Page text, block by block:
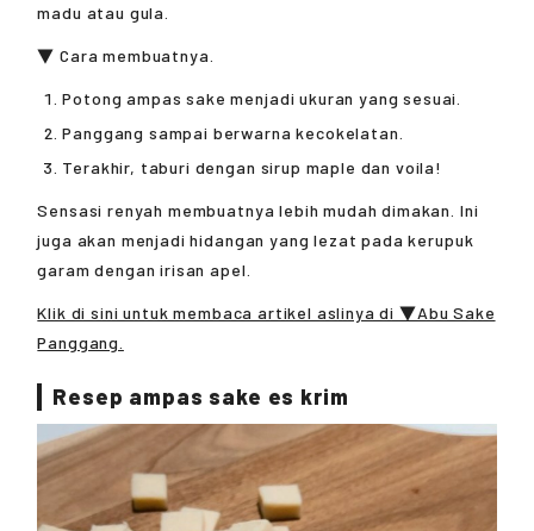
madu atau gula.
▼ Cara membuatnya.
Potong ampas sake menjadi ukuran yang sesuai.
Panggang sampai berwarna kecokelatan.
Terakhir, taburi dengan sirup maple dan voila!
Sensasi renyah membuatnya lebih mudah dimakan. Ini
juga akan menjadi hidangan yang lezat pada kerupuk
garam dengan irisan apel.
Klik di sini untuk membaca artikel aslinya di ▼Abu Sake
Panggang.
Resep ampas sake es krim